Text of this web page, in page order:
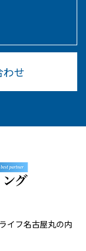
わせ
イフ名古屋丸の内